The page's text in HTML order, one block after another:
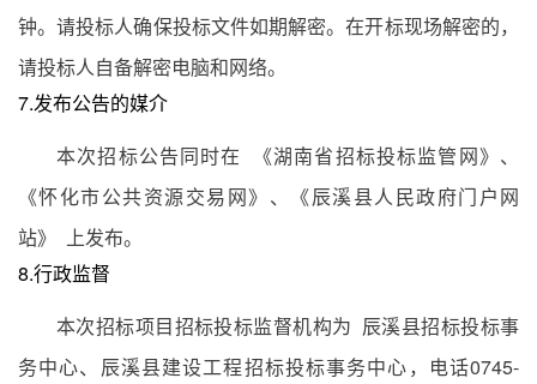
钟。请投标人确保投标文件如期解密。在开标现场解密的，
请投标人自备解密电脑和网络。
7.发布公告的媒介
本次招标公告同时在 《湖南省招标投标监管网》、
《怀化市公共资源交易网》、《辰溪县人民政府门户网
站》 上发布。
8.行政监督
本次招标项目招标投标监督机构为 辰溪县招标投标事
务中心、辰溪县建设工程招标投标事务中心，电话0745-